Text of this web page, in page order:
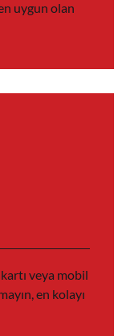
uygun olan
veya mobil
en kolayı